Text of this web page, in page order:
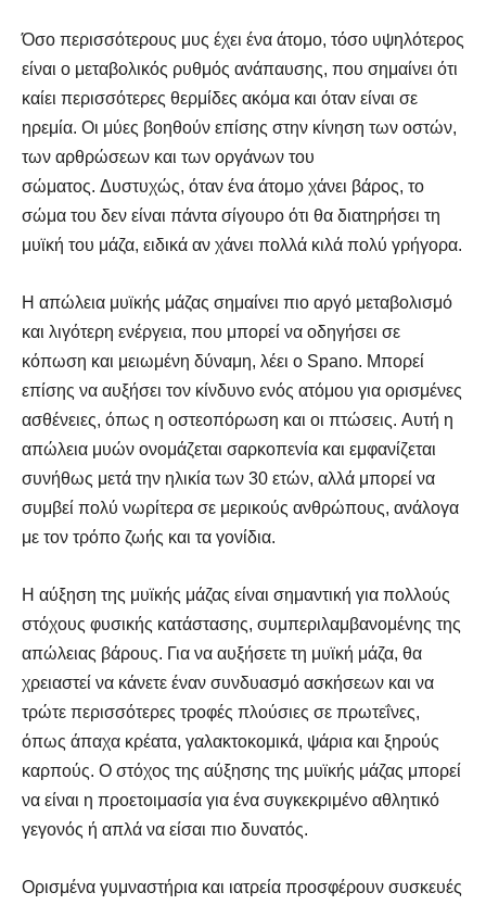
Όσο περισσότερους μυς έχει ένα άτομο, τόσο υψηλότερος
είναι ο μεταβολικός ρυθμός ανάπαυσης, που σημαίνει ότι
καίει περισσότερες θερμίδες ακόμα και όταν είναι σε
ηρεμία. Οι μύες βοηθούν επίσης στην κίνηση των οστών,
των αρθρώσεων και των οργάνων του
σώματος. Δυστυχώς, όταν ένα άτομο χάνει βάρος, το
σώμα του δεν είναι πάντα σίγουρο ότι θα διατηρήσει τη
μυϊκή του μάζα, ειδικά αν χάνει πολλά κιλά πολύ γρήγορα.
Η απώλεια μυϊκής μάζας σημαίνει πιο αργό μεταβολισμό
και λιγότερη ενέργεια, που μπορεί να οδηγήσει σε
κόπωση και μειωμένη δύναμη, λέει ο Spano. Μπορεί
επίσης να αυξήσει τον κίνδυνο ενός ατόμου για ορισμένες
ασθένειες, όπως η οστεοπόρωση και οι πτώσεις. Αυτή η
απώλεια μυών ονομάζεται σαρκοπενία και εμφανίζεται
συνήθως μετά την ηλικία των 30 ετών, αλλά μπορεί να
συμβεί πολύ νωρίτερα σε μερικούς ανθρώπους, ανάλογα
με τον τρόπο ζωής και τα γονίδια.
Η αύξηση της μυϊκής μάζας είναι σημαντική για πολλούς
στόχους φυσικής κατάστασης, συμπεριλαμβανομένης της
απώλειας βάρους. Για να αυξήσετε τη μυϊκή μάζα, θα
χρειαστεί να κάνετε έναν συνδυασμό ασκήσεων και να
τρώτε περισσότερες τροφές πλούσιες σε πρωτεΐνες,
όπως άπαχα κρέατα, γαλακτοκομικά, ψάρια και ξηρούς
καρπούς. Ο στόχος της αύξησης της μυϊκής μάζας μπορεί
να είναι η προετοιμασία για ένα συγκεκριμένο αθλητικό
γεγονός ή απλά να είσαι πιο δυνατός.
Ορισμένα γυμναστήρια και ιατρεία προσφέρουν συσκευές